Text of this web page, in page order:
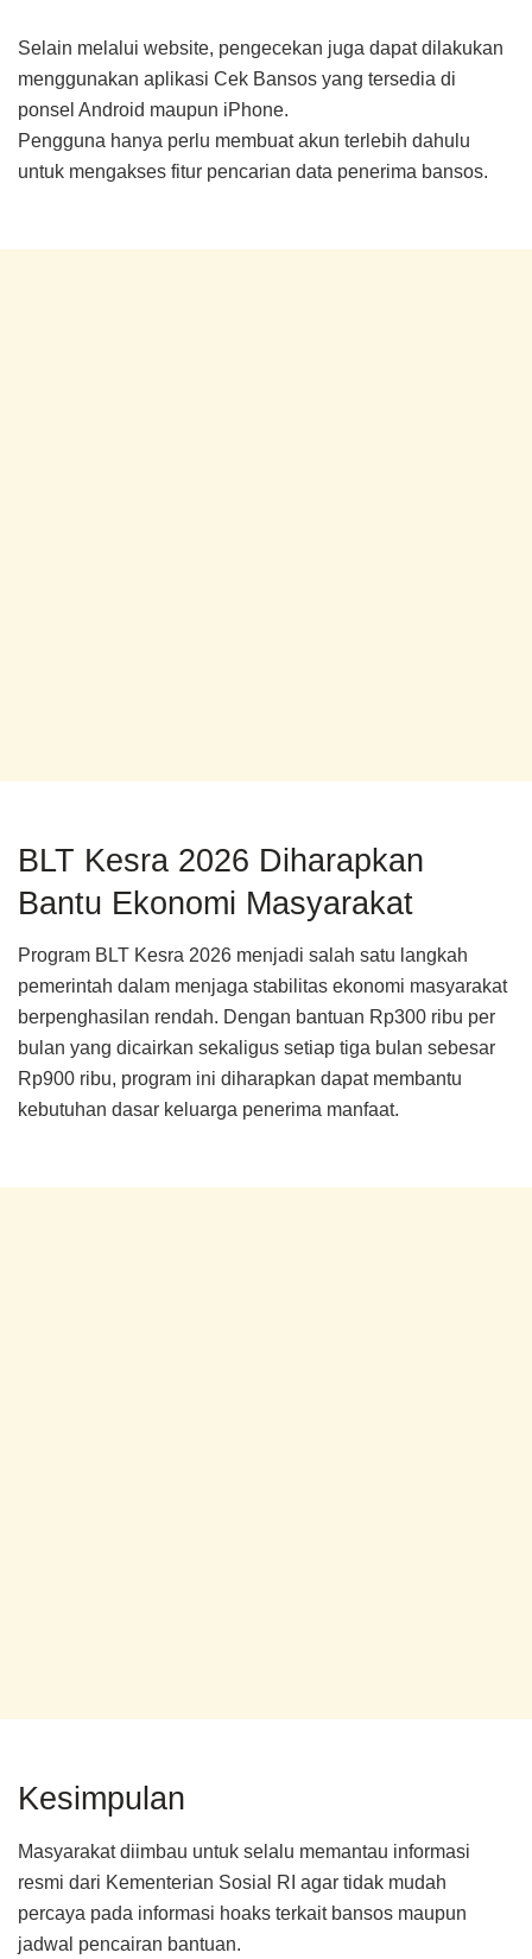
Selain melalui website, pengecekan juga dapat dilakukan
menggunakan aplikasi Cek Bansos yang tersedia di
ponsel Android maupun iPhone.
Pengguna hanya perlu membuat akun terlebih dahulu
untuk mengakses fitur pencarian data penerima bansos.
BLT Kesra 2026 Diharapkan
Bantu Ekonomi Masyarakat
Program BLT Kesra 2026 menjadi salah satu langkah
pemerintah dalam menjaga stabilitas ekonomi masyarakat
berpenghasilan rendah. Dengan bantuan Rp300 ribu per
bulan yang dicairkan sekaligus setiap tiga bulan sebesar
Rp900 ribu, program ini diharapkan dapat membantu
kebutuhan dasar keluarga penerima manfaat.
Kesimpulan
Masyarakat diimbau untuk selalu memantau informasi
resmi dari Kementerian Sosial RI agar tidak mudah
percaya pada informasi hoaks terkait bansos maupun
jadwal pencairan bantuan.